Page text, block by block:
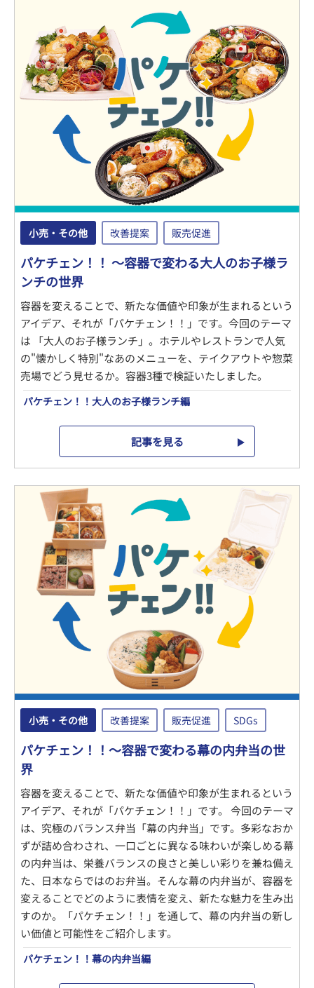
小売・その他 改善提案 販売促進
パケチェン！！ ～容器で変わる大人のお子様ラ
ンチの世界
容器を変えることで、新たな価値や印象が生まれるという
アイデア、それが「パケチェン！！」です。今回のテーマ
は 「大人のお子様ランチ」。ホテルやレストランで人気
の"懐かしく特別"なあのメニューを、テイクアウトや惣菜
売場でどう見せるか。容器3種で検証いたしました。
パケチェン！！大人のお子様ランチ編
記事を見る
小売・その他 改善提案 販売促進 SDGs
パケチェン！！～容器で変わる幕の内弁当の世
界
容器を変えることで、新たな価値や印象が生まれるという
アイデア、それが「パケチェン！！」です。 今回のテーマ
は、究極のバランス弁当「幕の内弁当」です。多彩なおか
ずが詰め合わされ、一口ごとに異なる味わいが楽しめる幕
の内弁当は、栄養バランスの良さと美しい彩りを兼ね備え
た、日本ならではのお弁当。そんな幕の内弁当が、容器を
変えることでどのように表情を変え、新たな魅力を生み出
すのか。「パケチェン！！」を通して、幕の内弁当の新し
い価値と可能性をご紹介します。
パケチェン！！幕の内弁当編